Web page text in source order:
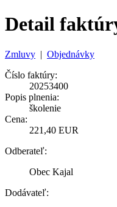
Detail
Zmluvy | Objednávky
Číslo faktúry:
20253400
Popis plnenia:
školenie
Cena:
221,40 EUR
Odberateľ:
Obec Kajal
Dodávateľ: